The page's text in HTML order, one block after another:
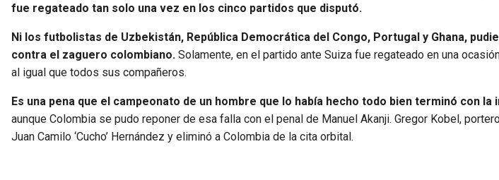
fue regateado tan solo una vez en los cinco partidos que disputó.
Ni los futbolistas de Uzbekistán, República Democrática del Congo, Portugal y Ghana,
contra el zaguero colombiano. Solamente, en el partido ante Suiza fue regateado en una
al igual que todos sus compañeros.
Es una pena que el campeonato de un hombre que lo había hecho todo bien terminó con la
aunque Colombia se pudo reponer de esa falla con el penal de Manuel Akanji. Gregor Kobel,
Juan Camilo ‘Cucho’ Hernández y eliminó a Colombia de la cita orbital.